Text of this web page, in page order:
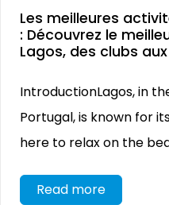
Les meilleures
: Découvrez le
Lagos, des clubs
IntroductionLagos, in
Portugal, is known for
here to relax on the
Read more